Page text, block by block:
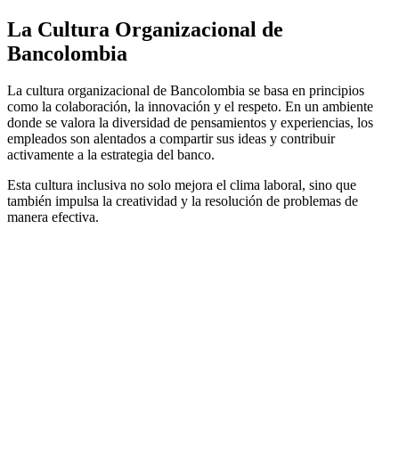
La Cultura Organizacional de
Bancolombia
La cultura organizacional de Bancolombia se basa en principios
como la colaboración, la innovación y el respeto. En un ambiente
donde se valora la diversidad de pensamientos y experiencias, los
empleados son alentados a compartir sus ideas y contribuir
activamente a la estrategia del banco.
Esta cultura inclusiva no solo mejora el clima laboral, sino que
también impulsa la creatividad y la resolución de problemas de
manera efectiva.